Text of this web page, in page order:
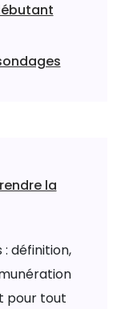
la
définition,
pour tout